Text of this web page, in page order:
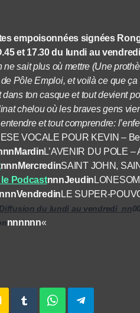
empoisonnées signées
et 17.30 du lundi au
ne sait plus où mettre (Une
Pôle Emploi, et voilà ce que
ton casque et tout devient
chelou où les braves gens
et tout comprendre:
VOCALE POUR KEVIN –
L’AVENIR DU POLE
nnnMercredinSAINT JOHN,
le PodcastnnnJeudin
LE SUPER-
Diffusion du lundi au vendredi nn
nnnnnn«